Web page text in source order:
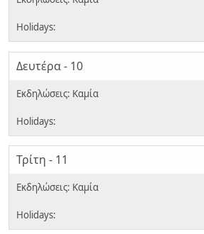
Δευτέρα - 10
Τρίτη - 11